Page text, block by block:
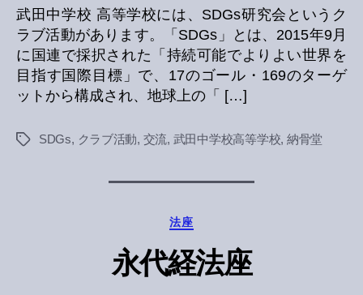
交
流
へ
の
武田中学校 高等学校には、SDGs研究会というク
ラブ活動があります。「SDGs」とは、2015年9月
に国連で採択された「持続可能でよりよい世界を
目指す国際目標」で、17のゴール・169のターゲ
ットから構成され、地球上の「 […]
Tags SDGs, クラブ活動, 交流, 武田中学校高等学校, 納骨堂
Categories
法座
永代経法座